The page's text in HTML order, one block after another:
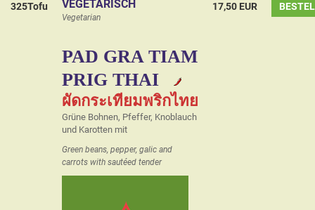
325Tofu VEGETARISCH
Vegetarian
17,50 EUR
PAD GRA TIAM
PRIG THAI
ผัดกระเทียมพริกไทย
Grüne Bohnen, Pfeffer, Knoblauch
und Karotten mit
Green beans, pepper, galic and
carrots with sautéed tender